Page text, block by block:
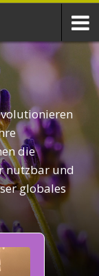
die
nutzbar und
globales